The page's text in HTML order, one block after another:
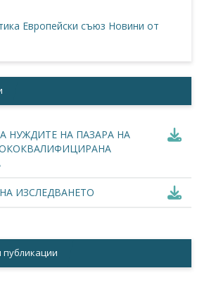
Европейски съюз Новини от
НУЖДИТЕ НА ПАЗАРА НА
ИЗСЛЕДВАНЕТО